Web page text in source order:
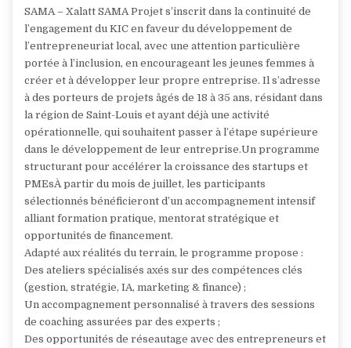
SAMA – Xalatt SAMA Projet s’inscrit dans la continuité de
l’engagement du KIC en faveur du développement de
l’entrepreneuriat local, avec une attention particulière
portée à l’inclusion, en encourageant les jeunes femmes à
créer et à développer leur propre entreprise. Il s’adresse
à des porteurs de projets âgés de 18 à 35 ans, résidant dans
la région de Saint-Louis et ayant déjà une activité
opérationnelle, qui souhaitent passer à l’étape supérieure
dans le développement de leur entreprise.Un programme
structurant pour accélérer la croissance des startups et
PMEsÀ partir du mois de juillet, les participants
sélectionnés bénéficieront d’un accompagnement intensif
alliant formation pratique, mentorat stratégique et
opportunités de financement.
Adapté aux réalités du terrain, le programme propose :
Des ateliers spécialisés axés sur des compétences clés
(gestion, stratégie, IA, marketing & finance) ;
Un accompagnement personnalisé à travers des sessions
de coaching assurées par des experts ;
Des opportunités de réseautage avec des entrepreneurs et